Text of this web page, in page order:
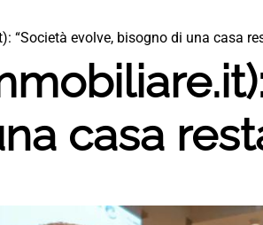
“Società evolve, bisogno di una casa
casa